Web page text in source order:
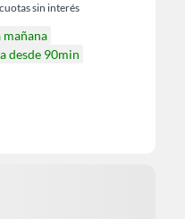
sin interés
mañana
desde 90min